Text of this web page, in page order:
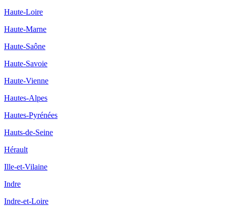
Haute-Loire
Haute-Marne
Haute-Saône
Haute-Savoie
Haute-Vienne
Hautes-Alpes
Hautes-Pyrénées
Hauts-de-Seine
Hérault
Ille-et-Vilaine
Indre
Indre-et-Loire